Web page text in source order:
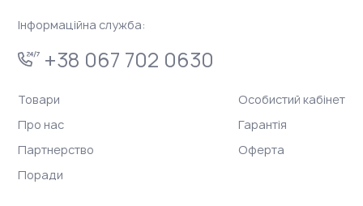
Інформаційна служба:
+38 067 702 0630
Товари
Про нас
Партнерство
Поради
Особистий кабінет
Гарантія
Оферта